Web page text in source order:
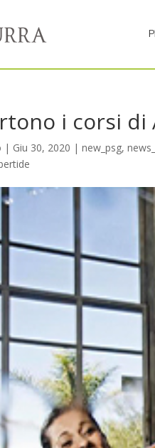
i corsi di
| Giu 30, 2020 |new_psg,